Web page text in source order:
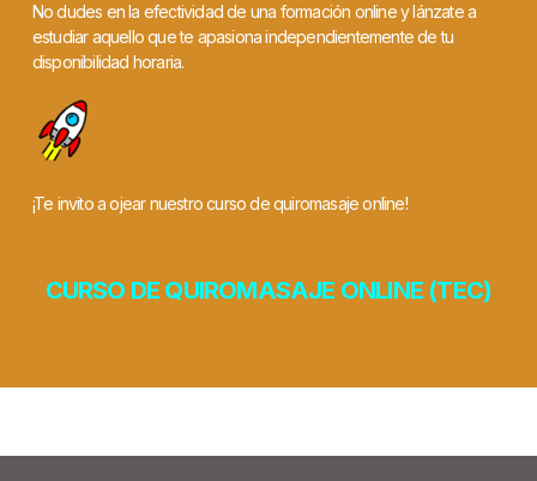
No dudes en la efectividad de una formación online y lánzate a
estudiar aquello que te apasiona independientemente de tu
disponibilidad horaria.
¡Te invito a ojear nuestro curso de quiromasaje online!
CURSO DE QUIROMASAJE ONLINE (TEC)